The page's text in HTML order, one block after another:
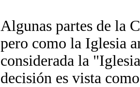
Algunas partes de la
pero como la Iglesia
considerada la
decisión es vista